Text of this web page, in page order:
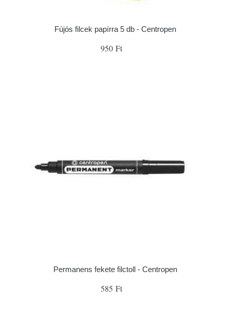
Fújós filcek papírra 5 db - Centropen
950 Ft
Permanens fekete filctoll - Centropen
585 Ft